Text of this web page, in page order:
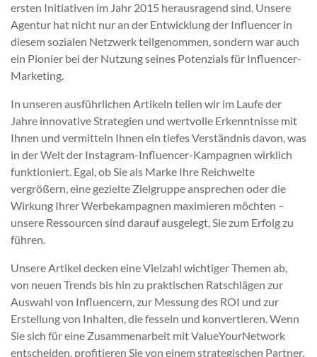
ersten Initiativen im Jahr 2015 herausragend sind. Unsere
Agentur hat nicht nur an der Entwicklung der Influencer in
diesem sozialen Netzwerk teilgenommen, sondern war auch
ein Pionier bei der Nutzung seines Potenzials für Influencer-
Marketing.
In unseren ausführlichen Artikeln teilen wir im Laufe der
Jahre innovative Strategien und wertvolle Erkenntnisse mit
Ihnen und vermitteln Ihnen ein tiefes Verständnis davon, was
in der Welt der Instagram-Influencer-Kampagnen wirklich
funktioniert. Egal, ob Sie als Marke Ihre Reichweite
vergrößern, eine gezielte Zielgruppe ansprechen oder die
Wirkung Ihrer Werbekampagnen maximieren möchten –
unsere Ressourcen sind darauf ausgelegt, Sie zum Erfolg zu
führen.
Unsere Artikel decken eine Vielzahl wichtiger Themen ab,
von neuen Trends bis hin zu praktischen Ratschlägen zur
Auswahl von Influencern, zur Messung des ROI und zur
Erstellung von Inhalten, die fesseln und konvertieren. Wenn
Sie sich für eine Zusammenarbeit mit ValueYourNetwork
entscheiden, profitieren Sie von einem strategischen Partner,